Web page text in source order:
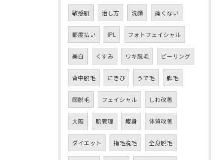
敏感肌 治し方 洗顔 痛くない
都度払い IPL フォトフェイシャル
美白 くすみ ワキ脱毛 ピーリング
背中脱毛 にきび うで毛 脚毛
顔脱毛 フェイシャル しわ改善
大阪 肌管理 痩身 体質改善
ダイエット 指毛脱毛 全身脱毛